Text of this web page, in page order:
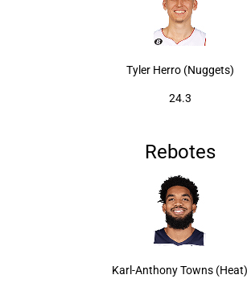
Tyler Herro (Nuggets)
24.3
Rebotes
Karl-Anthony Towns (Heat)